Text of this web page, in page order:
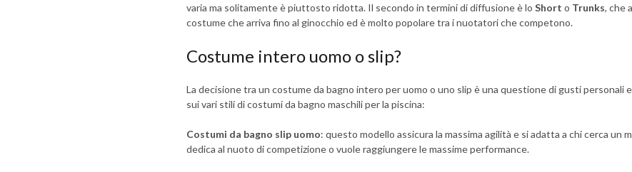
varia ma solitamente è piuttosto ridotta. Il secondo in termini di diffusione è loShort o Trunks, che
costume che arriva fino al ginocchio ed è molto popolare tra i nuotatori che competono.
Costume intero uomo o slip?
La decisione tra un costume da bagno intero per uomo o uno slip è una questione di gusti
sui vari stili di costumi da bagno maschili per la piscina:
Costumi da bagno slip uomo: questo modello assicura la massima agilità e si adatta a chi cerca
dedica al nuoto di competizione o vuole raggiungere le massime performance.